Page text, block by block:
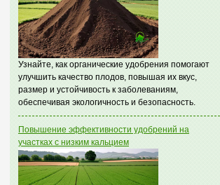
Узнайте, как органические удобрения помогают
улучшить качество плодов, повышая их вкус,
размер и устойчивость к заболеваниям,
обеспечивая экологичность и безопасность.
Повышение эффективности удобрений на
участках с низким кальцием